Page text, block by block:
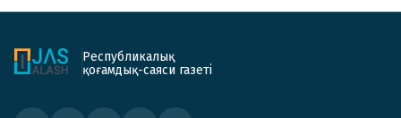
Республикалық
қоғамдық-саяси газеті